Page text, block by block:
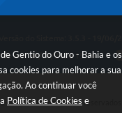
Gentio do Ouro - Bahia e os
cookies para melhorar a sua
Ao continuar você
Política de Cookies e
em:30/07/2026 15:16
Todos os direitos reservados -